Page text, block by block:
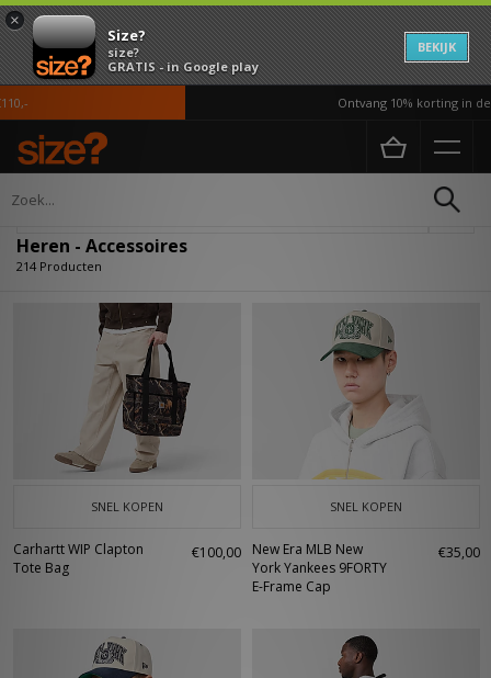
×
Size?
size?
GRATIS - in Google play
BEKIJK
Ontvang 10% korting in de APP*
Home Heren
Heren - Accessoires
214 Producten
SNEL KOPEN
Carhartt WIP Clapton
Tote Bag
€100,00
SNEL KOPEN
New Era MLB New
York Yankees 9FORTY
E-Frame Cap
€35,00